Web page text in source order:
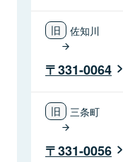
佐知川
331-0064
三条町
331-0056